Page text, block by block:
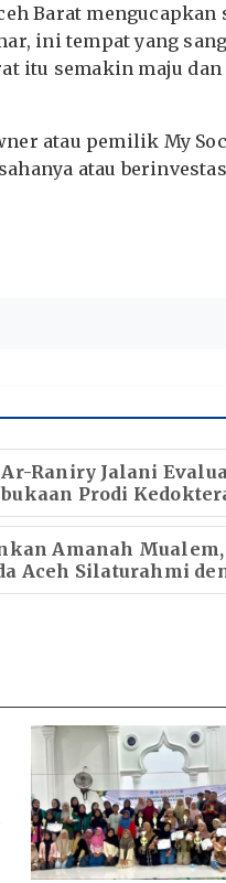
Barat mengucapkan
ini tempat yang
itu semakin maju dan
atau pemilik My
atau
Raniry Jalani
Prodi
Terima Mahasiswa
Ini Amanah Mualem,
Aceh Silaturahmi
Aceh